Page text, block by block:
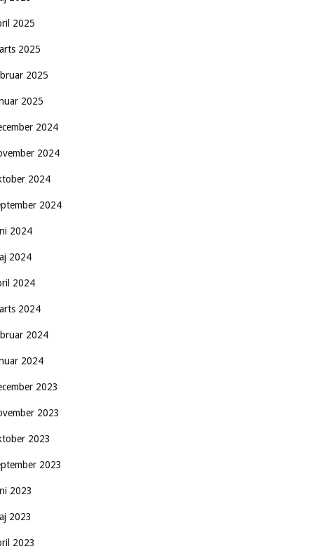
2025
2025
2025
2025
2024
2024
2024
2024
2024
2024
2024
2024
2024
2024
2023
2023
2023
2023
2023
2023
2023